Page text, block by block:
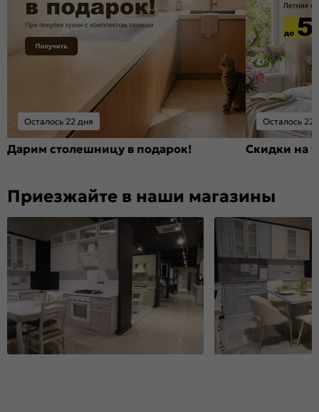
Осталось 22 дня
Дарим столешницу в подарок!
Осталось 22
Скидки на
Приезжайте в наши магазины